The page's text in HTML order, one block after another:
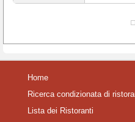
Home
Ricerca condizionata di
Lista dei Ristoranti